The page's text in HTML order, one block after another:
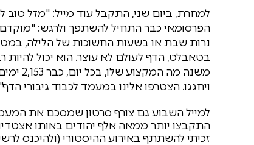
הפרסומאי כבר התחיל להשתפך ולרגש:
נרות שבת או בשעות החשוכות של הלילה,
בטאבלט, הדף לעולם לא עוצר. הוא יכול להיות
משנה
ויחגגו. הצטרפו אלינו במעמד לכבוד גיבורי
התקבצו יותר ממאה אלף יהודים באותו
זכיתי להשתתף באירוע ההיסטורי (ולהיכנס